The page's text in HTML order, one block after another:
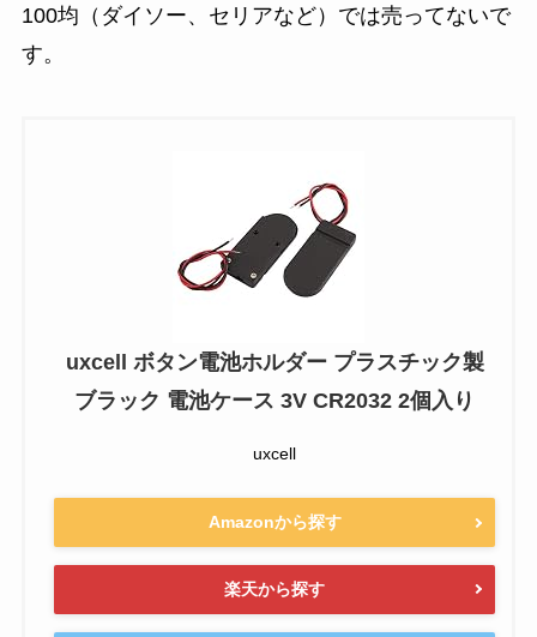
100均（ダイソー、セリアなど）では売ってないで
す。
uxcell ボタン電池ホルダー プラスチック製
ブラック 電池ケース 3V CR2032 2個入り
uxcell
Amazonから探す
楽天から探す